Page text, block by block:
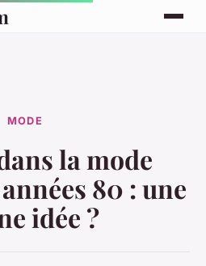
MODE
la mode
80 : une
idée ?